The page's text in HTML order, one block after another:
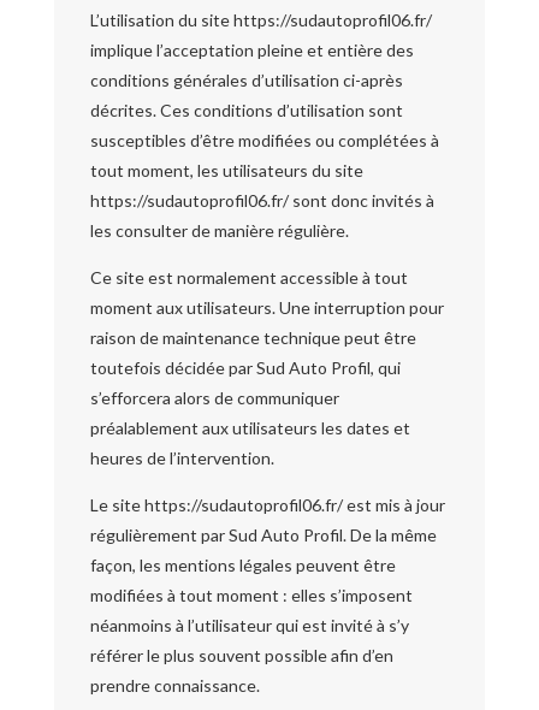
L’utilisation du site https://sudautoprofil06.fr/
implique l’acceptation pleine et entière des
conditions générales d’utilisation ci-après
décrites. Ces conditions d’utilisation sont
susceptibles d’être modifiées ou complétées à
tout moment, les utilisateurs du site
https://sudautoprofil06.fr/ sont donc invités à
les consulter de manière régulière.
Ce site est normalement accessible à tout
moment aux utilisateurs. Une interruption pour
raison de maintenance technique peut être
toutefois décidée par Sud Auto Profil, qui
s’efforcera alors de communiquer
préalablement aux utilisateurs les dates et
heures de l’intervention.
Le site https://sudautoprofil06.fr/ est mis à jour
régulièrement par Sud Auto Profil. De la même
façon, les mentions légales peuvent être
modifiées à tout moment : elles s’imposent
néanmoins à l’utilisateur qui est invité à s’y
référer le plus souvent possible afin d’en
prendre connaissance.